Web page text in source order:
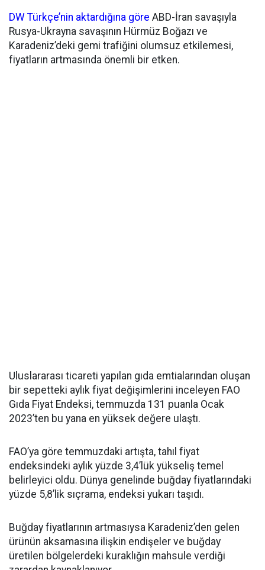
DW Türkçe’nin aktardığına göre ABD-İran savaşıyla
Rusya-Ukrayna savaşının Hürmüz Boğazı ve
Karadeniz’deki gemi trafiğini olumsuz etkilemesi,
fiyatların artmasında önemli bir etken.
Uluslararası ticareti yapılan gıda emtialarından oluşan
bir sepetteki aylık fiyat değişimlerini inceleyen FAO
Gıda Fiyat Endeksi, temmuzda 131 puanla Ocak
2023’ten bu yana en yüksek değere ulaştı.
FAO’ya göre temmuzdaki artışta, tahıl fiyat
endeksindeki aylık yüzde 3,4’lük yükseliş temel
belirleyici oldu. Dünya genelinde buğday fiyatlarındaki
yüzde 5,8’lik sıçrama, endeksi yukarı taşıdı.
Buğday fiyatlarının artmasıysa Karadeniz’den gelen
ürünün aksamasına ilişkin endişeler ve buğday
üretilen bölgelerdeki kuraklığın mahsule verdiği